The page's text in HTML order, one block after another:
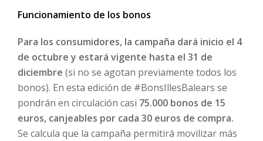
Funcionamiento de los bonos
Para los consumidores, la campaña dará inicio el 4
de octubre y estará vigente hasta el 31 de
diciembre (si no se agotan previamente todos los
bonos). En esta edición de #BonsIllesBalears se
pondrán en circulación casi 75.000 bonos de 15
euros, canjeables por cada 30 euros de compra.
Se calcula que la campaña permitirá movilizar más